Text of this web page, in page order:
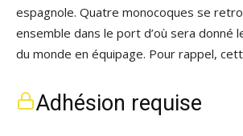
espagnole. Quatre monocoques se
ensemble dans le port d’où sera donné
du monde en équipage. Pour rappel,
Adhésion requise